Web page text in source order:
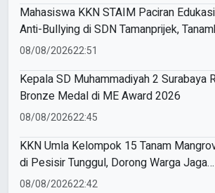
Mahasiswa KKN STAIM Paciran Edukasi
Anti-Bullying di SDN Tamanprijek,
Empati Sejak Dini
08/08/202622:51
Kepala SD Muhammadiyah 2 Surabaya
Bronze Medal di ME Award 2026
08/08/202622:45
KKN Umla Kelompok 15 Tanam
di Pesisir Tunggul, Dorong Warga Jaga
Lingkungan
08/08/202622:42